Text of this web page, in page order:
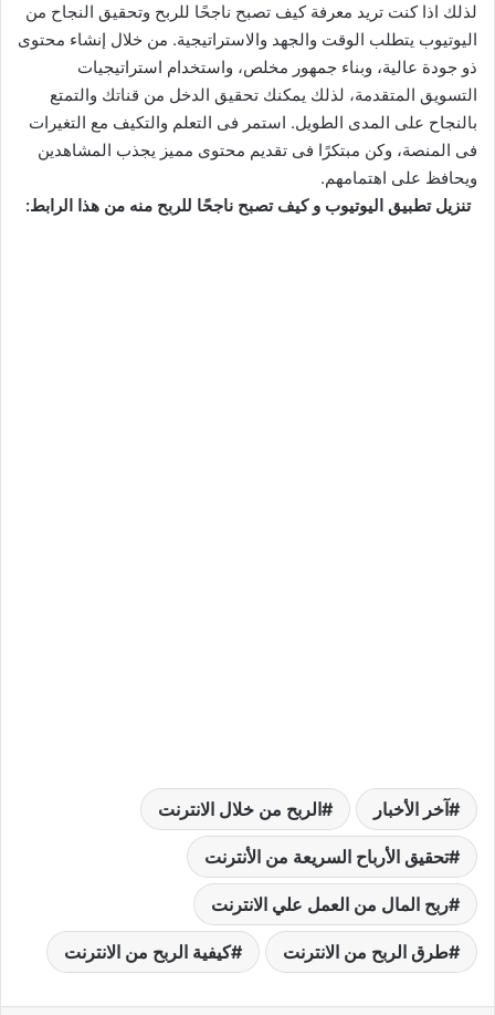
لذلك اذا كنت تريد معرفة كيف تصبح ناجحًا للربح وتحقيق النجاح من
اليوتيوب يتطلب الوقت والجهد والاستراتيجية. من خلال إنشاء محتوى
ذو جودة عالية، وبناء جمهور مخلص، واستخدام استراتيجيات
التسويق المتقدمة، لذلك يمكنك تحقيق الدخل من قناتك والتمتع
بالنجاح على المدى الطويل. استمر فى التعلم والتكيف مع التغيرات
فى المنصة، وكن مبتكرًا فى تقديم محتوى مميز يجذب المشاهدين
ويحافظ على اهتمامهم.
تنزيل تطبيق اليوتيوب و كيف تصبح ناجحًا للربح منه من هذا الرابط:
آخر الأخبار الربح من خلال الانترنت
تحقيق الأرباح السريعة من الأنترنت
ربح المال من العمل علي الانترنت
طرق الربح من الانترنت كيفية الربح من الانترنت